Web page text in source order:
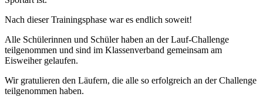
Nach dieser Trainingsphase war es endlich soweit!
Alle Schülerinnen und Schüler haben an der Lauf-Challenge
teilgenommen und sind im Klassenverband gemeinsam am
Eisweiher gelaufen.
Wir gratulieren den Läufern, die alle so erfolgreich an der Challenge
teilgenommen haben.